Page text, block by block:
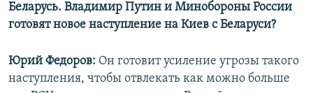
Беларусь. Владимир Путин и Минобороны России
готовят новое наступление на Киев с Беларуси?
Юрий Федоров: Он готовит усиление угрозы такого
наступления, чтобы отвлекать как можно больше